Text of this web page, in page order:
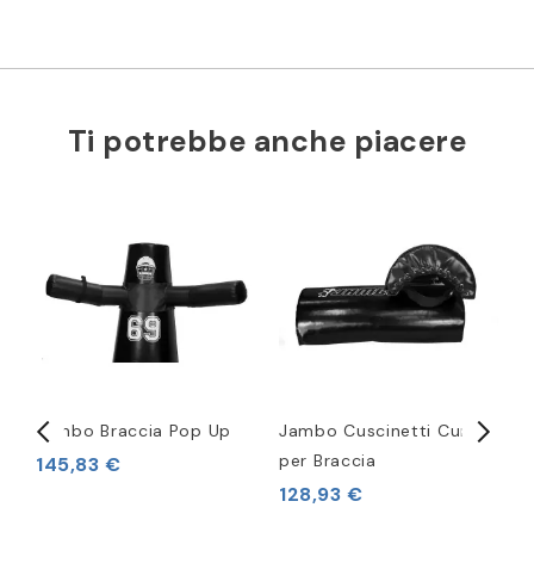
Ti potrebbe anche piacere
Jambo Braccia Pop Up
145,83 €
Jambo Cuscinetti Curvi
per Braccia
128,93 €